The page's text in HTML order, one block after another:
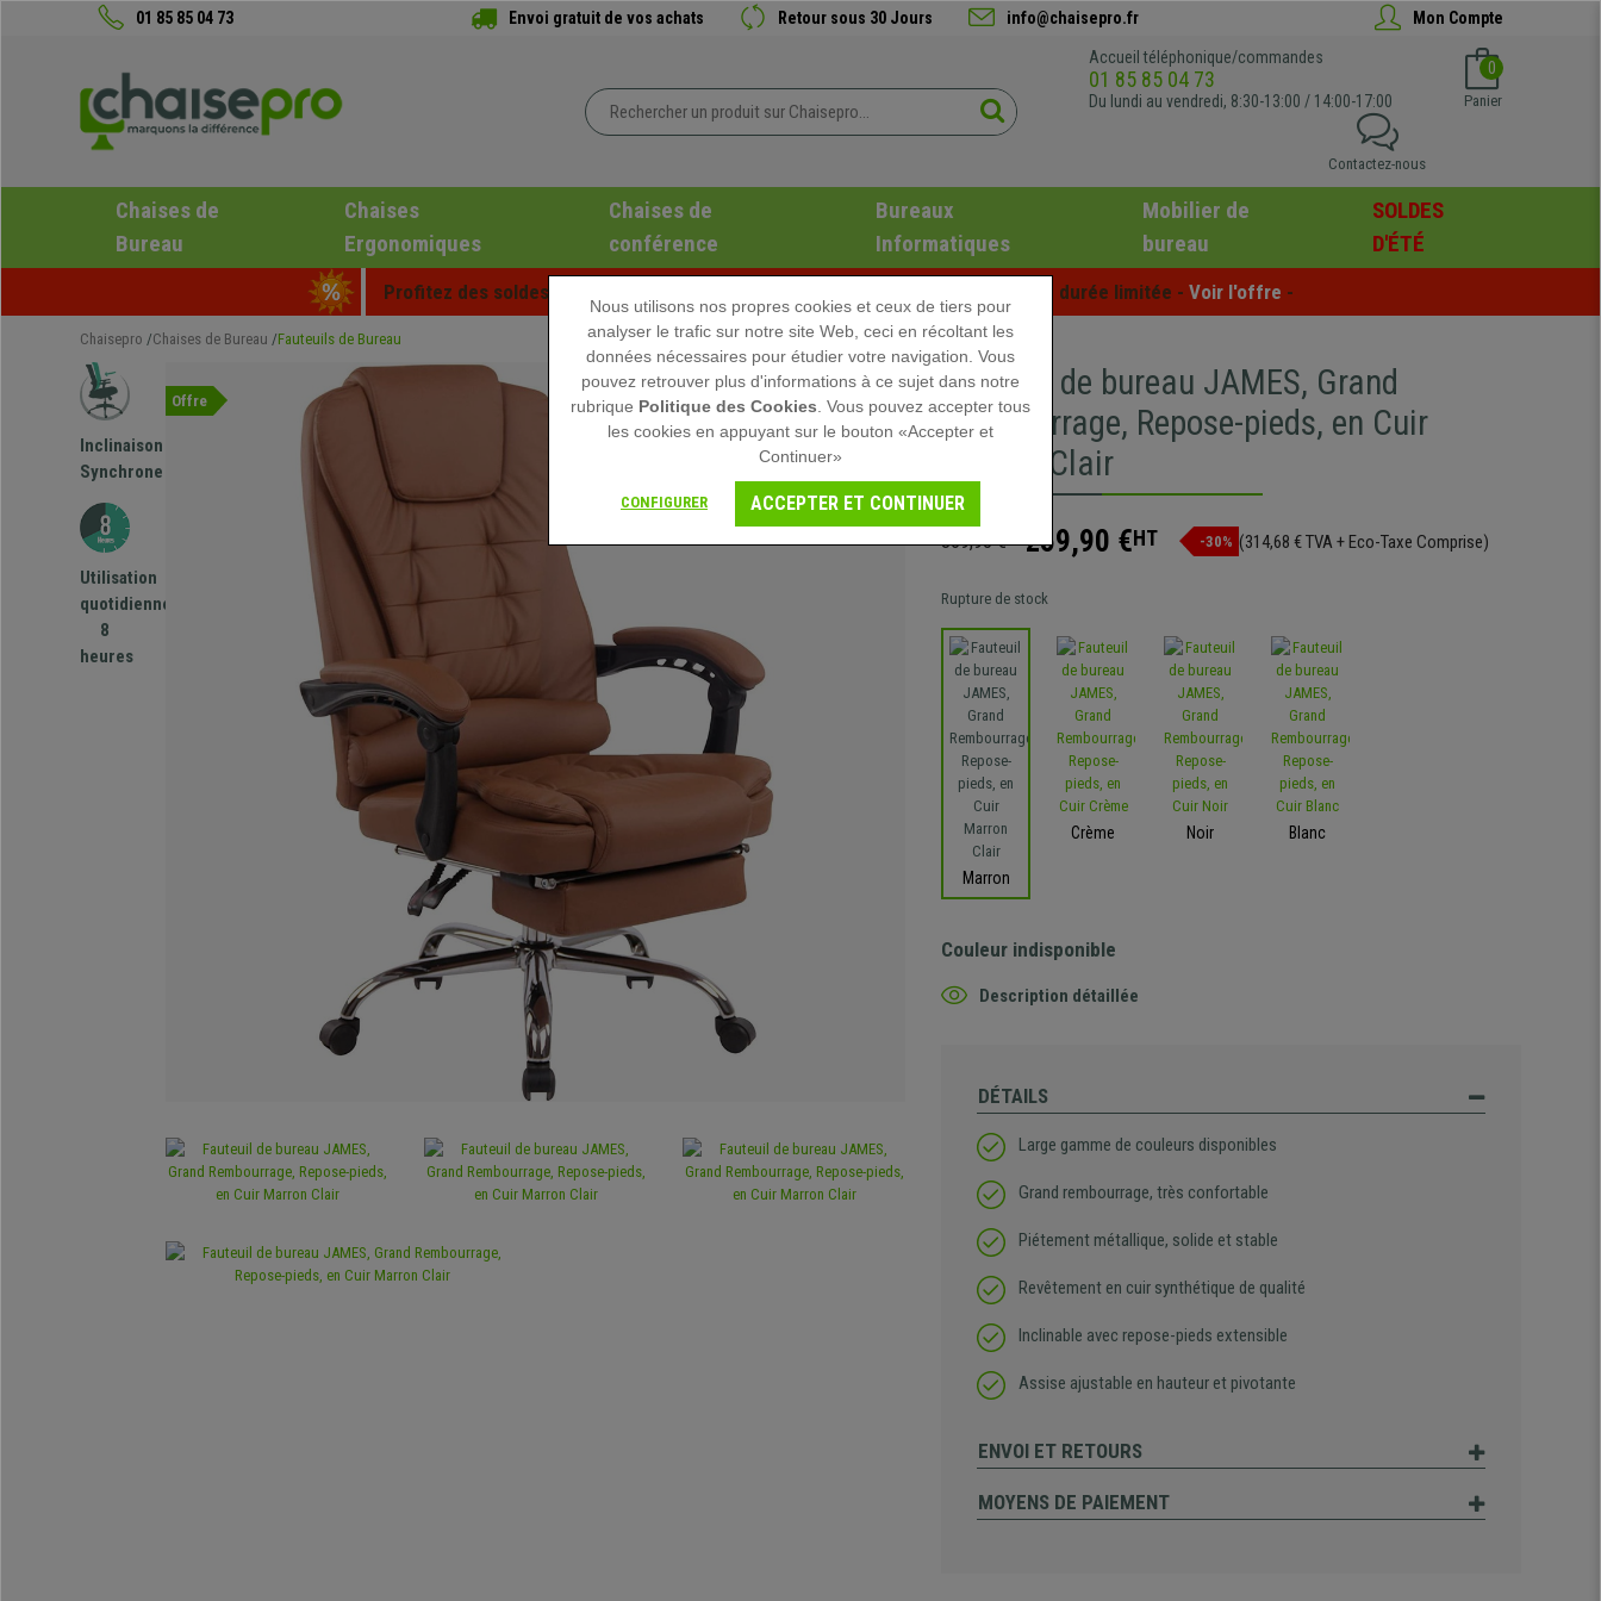
01 85 85 04 73 Envoi gratuit de vos achats Retour sous 30 Jours info@chaisepro.fr Mon Compte
Accueil téléphonique/commandes
01 85 85 04 73
Du lundi au vendredi, 8:30-13:00 / 14:00-17:00
0
Panier
Contactez-nous
Chaises de
Bureau
Chaises
Ergonomiques
Chaises de
conférence
Bureaux
Informatiques
Mobilier de
bureau
SOLDES
D'ÉTÉ
Profitez des soldes d'été chez Chaisepro ! Des réductions exclusives pour une durée limitée - Voir l'offre -
Chaisepro Chaises de Bureau Fauteuils de Bureau
Inclinaison
Synchrone
Utilisation
quotidienne
8
heures
Offre
Fauteuil de bureau JAMES, Grand
Rembourrage, Repose-pieds, en Cuir
Marron Clair
369,90 € 259,90 €HT -30% (314,68 € TVA + Eco-Taxe Comprise)
Rupture de stock
Marron
Crème Noir Blanc
Couleur indisponible
Description détaillée
DÉTAILS
Large gamme de couleurs disponibles
Grand rembourrage, très confortable
Piétement métallique, solide et stable
Revêtement en cuir synthétique de qualité
Inclinable avec repose-pieds extensible
Assise ajustable en hauteur et pivotante
ENVOI ET RETOURS
MOYENS DE PAIEMENT
Nous utilisons nos propres cookies et ceux de tiers pour
analyser le trafic sur notre site Web, ceci en récoltant les
données nécessaires pour étudier votre navigation. Vous
pouvez retrouver plus d'informations à ce sujet dans notre
rubrique Politique des Cookies . Vous pouvez accepter tous
les cookies en appuyant sur le bouton «Accepter et
Continuer»
CONFIGURER ACCEPTER ET CONTINUER